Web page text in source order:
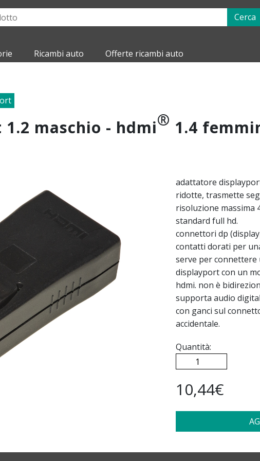
Cerca
Ricambi auto Offerte ricambi auto
maschio - hdmi® 1.4
adattatore
ridotte, trasmette
risoluzione massima
standard full hd.
connettori dp
contatti dorati per
serve per
displayport con un
hdmi. non è
supporta audio
con ganci sul
accidentale.
Quantità:
10,44€